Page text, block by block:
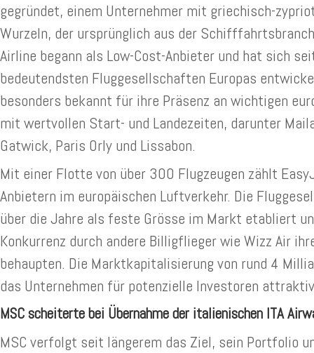
gegründet, einem Unternehmer mit griechisch-
Wurzeln, der ursprünglich aus der
Airline begann als Low-Cost-Anbieter und hat sich
bedeutendsten Fluggesellschaften Europas
besonders bekannt für ihre Präsenz an wichtigen
mit wertvollen Start- und Landezeiten, darunter
Gatwick, Paris Orly und Lissabon.
Mit einer Flotte von über 300 Flugzeugen zählt
Anbietern im europäischen Luftverkehr. Die
über die Jahre als feste Grösse im Markt etabliert
Konkurrenz durch andere Billigflieger wie Wizz Air
behaupten. Die Marktkapitalisierung von rund 4
das Unternehmen für potenzielle Investoren
MSC scheiterte bei Übernahme der italienischen ITA
MSC verfolgt seit längerem das Ziel, sein Portfolio